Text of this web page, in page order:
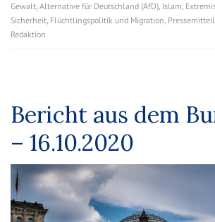
Gewalt, Alternative für Deutschland (AfD), Islam,
Sicherheit, Flüchtlingspolitik und Migration,
Redaktion
Bericht aus dem
– 16.10.2020